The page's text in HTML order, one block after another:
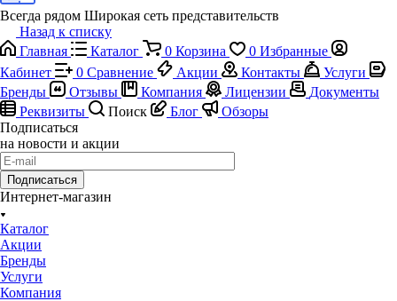
Всегда рядом Широкая сеть представительств
Назад к списку
Главная
Каталог 0 Корзина 0 Избранные
Кабинет
0 Сравнение Акции Контакты
Услуги
Бренды
Отзывы Компания Лицензии
Документы
Реквизиты
Поиск Блог
Обзоры
Подписаться
на новости и акции
Подписаться
Интернет-магазин
Каталог
Акции
Бренды
Услуги
Компания